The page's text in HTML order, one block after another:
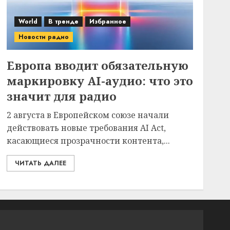
World В тренде
Избранное
Новости радио
Европа вводит обязательную
маркировку AI-аудио: что это
значит для радио
2 августа в Европейском союзе начали
действовать новые требования AI Act,
касающиеся прозрачности контента,...
ЧИТАТЬ ДАЛЕЕ